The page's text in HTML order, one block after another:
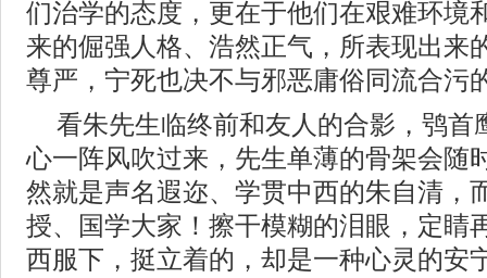
们治学的态度，更在于他们在艰难环境
来的倔强人格、浩然正气，所表现出来
尊严，宁死也决不与邪恶庸俗同流合污
看朱先生临终前和友人的合影，鸮首
心一阵风吹过来，先生单薄的骨架会随
然就是声名遐迩、学贯中西的朱自清，
授、国学大家！擦干模糊的泪眼，定睛
西服下，挺立着的，却是一种心灵的安